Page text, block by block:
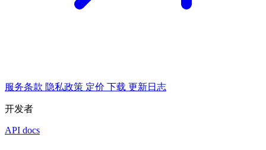
服务条款 隐私政策 定价 下载 更新日志
开发者
API docs